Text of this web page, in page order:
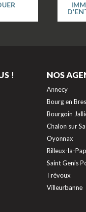
! NOS
Annecy
Bourg en
Bourgoin
Chalon sur
Oyonnax
Rilleux-la-
Saint Genis
Trévoux
Villeurbanne
de